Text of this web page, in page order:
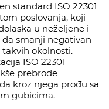
standard ISO 22301
poslovanja, koji
u neželjene i
smanji negativan
okolnosti.
ISO 22301
prebrode
kroz njega prođu sa
gubicima.